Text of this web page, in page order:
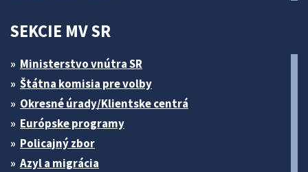
SEKCIE MV SR
Ministerstvo vnútra SR
Štátna komisia pre volby
Okresné úrady/Klientske centrá
Európske programy
Policajný zbor
Azyl a migrácia